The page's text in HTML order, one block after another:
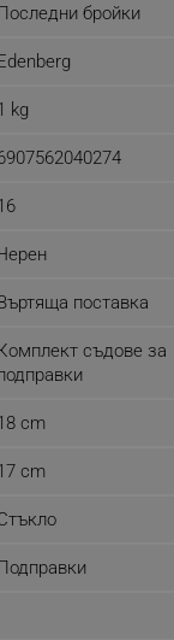
бройки
kg
поставка
съдове за
cm
cm
_sgf_npq
_sgf_clicked_banners
segmentifyExtension
sgfUserUpdateData
rlv_h_fbp
rlv_
rlv_mode
rlv_p
rlv_iv
rlv_e_pt